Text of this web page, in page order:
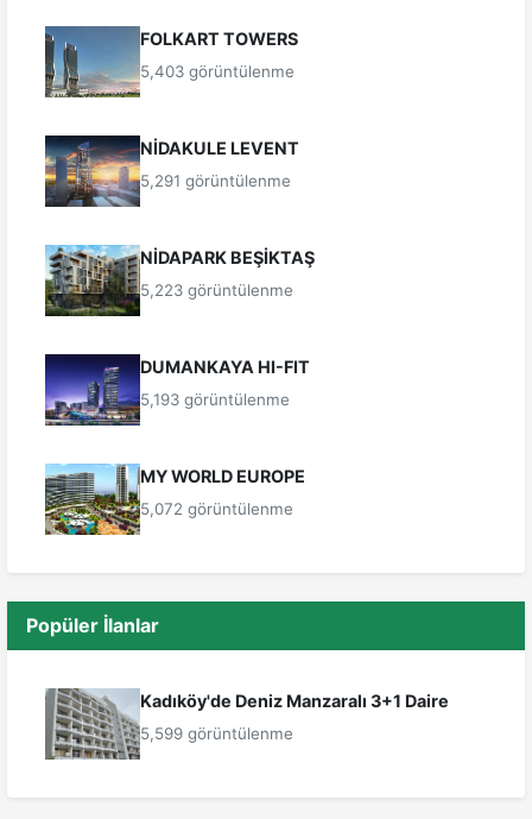
FOLKART TOWERS
5,403 görüntülenme
NİDAKULE LEVENT
5,291 görüntülenme
NİDAPARK BEŞİKTAŞ
5,223 görüntülenme
DUMANKAYA HI-FIT
5,193 görüntülenme
MY WORLD EUROPE
5,072 görüntülenme
Popüler İlanlar
Kadıköy'de Deniz Manzaralı 3+1 Daire
5,599 görüntülenme